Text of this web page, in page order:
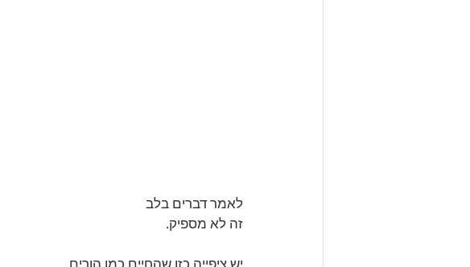
לאמר דברים בלב
זה לא מספיק.